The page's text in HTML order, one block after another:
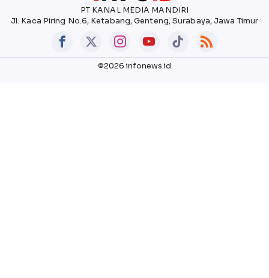
PT KANAL MEDIA MANDIRI
Jl. Kaca Piring No.6, Ketabang, Genteng, Surabaya, Jawa Timur
©2026 infonews.id